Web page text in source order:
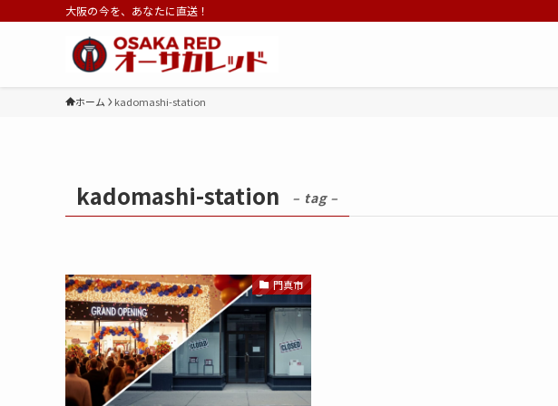
大阪の今を、あなたに直送！
ホーム kadomashi-station
kadomashi-station – tag –
門真市